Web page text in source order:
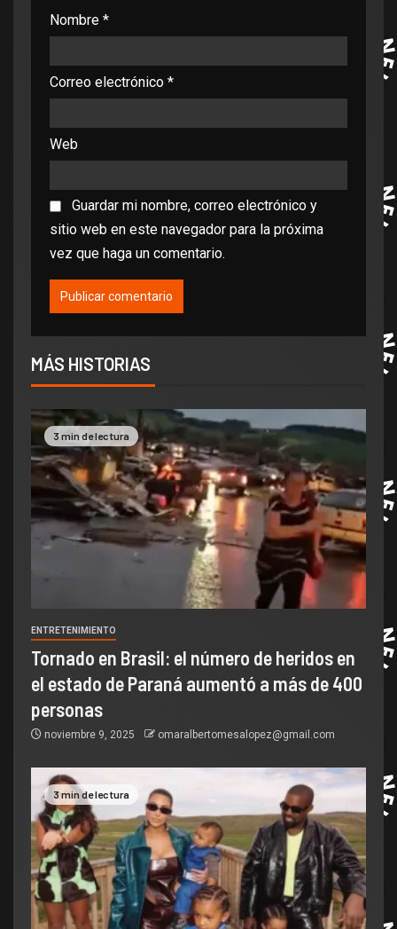
Nombre *
Correo electrónico *
Web
Guardar mi nombre, correo electrónico y
sitio web en este navegador para la próxima
vez que haga un comentario.
MÁS HISTORIAS
3 min de lectura
ENTRETENIMIENTO
Tornado en Brasil: el número de heridos en
el estado de Paraná aumentó a más de 400
personas
noviembre 9, 2025 omaralbertomesalopez@gmail.com
3 min de lectura